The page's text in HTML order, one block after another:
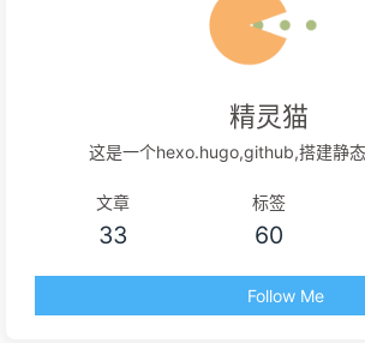
精灵猫
这是一个hexo.hugo,github,搭建静
文章
33
标签
60
Follow Me